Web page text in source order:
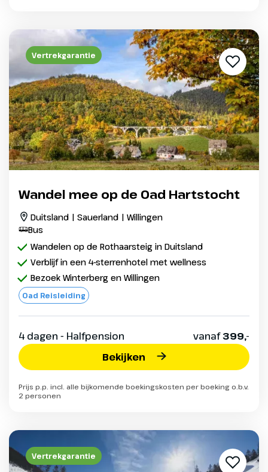
Vertrekgarantie
Wandel mee op de Oad Hartstocht
Duitsland | Sauerland | Willingen
Bus
Wandelen op de Rothaarsteig in Duitsland
Verblijf in een 4-sterrenhotel met wellness
Bezoek Winterberg en Willingen
Oad Reisleiding
4 dagen - Halfpension vanaf399,-
Bekijken
Prijs p.p. incl. alle bijkomende boekingskosten per boeking o.b.v.
2 personen
Vertrekgarantie